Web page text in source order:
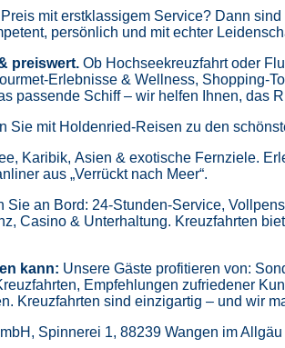
mit erstklassigem Service? Dann
persönlich und mit echter
preiswert. Ob Hochseekreuzfahrt oder
Erlebnisse & Wellness, Shopping-
passende Schiff – wir helfen Ihnen, das
Sie mit Holdenried-Reisen zu den
Karibik, Asien & exotische Fernziele.
aus „Verrückt nach Meer“.
Sie an Bord: 24-Stunden-Service,
Casino & Unterhaltung. Kreuzfahrten
kann: Unsere Gäste profitieren von:
Empfehlungen zufriedener
Kreuzfahrten sind einzigartig – und wir
Spinnerei 1, 88239 Wangen im Allgäu